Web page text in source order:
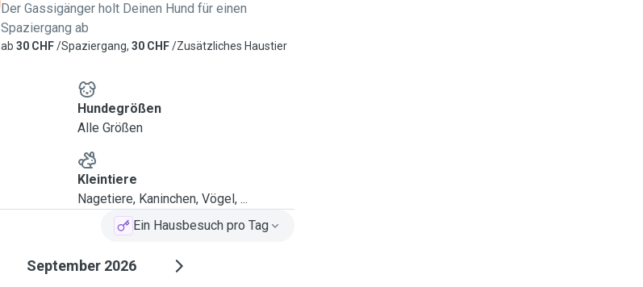
Der Gassigänger holt Deinen Hund für einen
Spaziergang ab
ab 30 CHF/Spaziergang, 30 CHF/Zusätzliches Haustier
Hundegrößen
Alle Größen
Kleintiere
Nagetiere, Kaninchen, Vögel, ...
Ein Hausbesuch pro Tag
September 2026